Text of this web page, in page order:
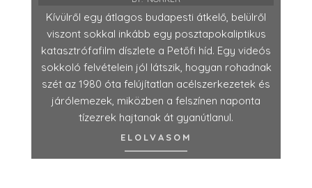
Kívülről egy átlagos budapesti átkelő, belülről
viszont sokkal inkább egy posztapokaliptikus
katasztrófafilm díszlete a Petőfi híd. Egy videós
sokkoló felvételein jól látszik, hogyan rohadnak
szét az 1980 óta felújítatlan acélszerkezetek és
járólemezek, miközben a felszínen naponta
tízezrek hajtanak át gyanútlanul.
ELOLVASOM